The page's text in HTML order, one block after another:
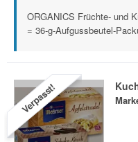
ORGANICS Früchte- und
= 36-g-Aufgussbeutel-
Verpasst!